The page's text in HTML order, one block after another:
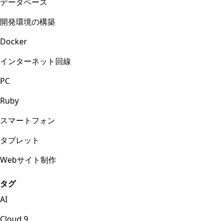
開発環境の構築
Docker
インターネット回線
PC
Ruby
スマートフォン
タブレット
Webサイト制作
タグ
AI